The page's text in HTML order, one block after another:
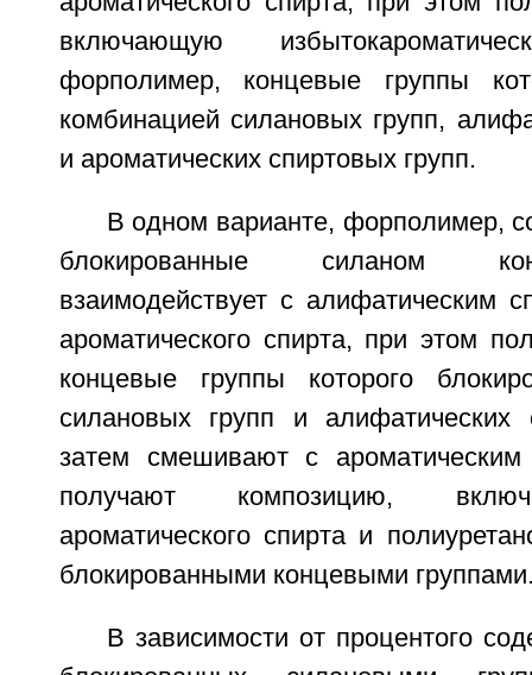
включающую
форполимер, концевые группы
комбинацией силановых групп,
и ароматических спиртовых групп.
В одном варианте, форполимер,
блокированные силаном
взаимодействует с алифатическим
ароматического спирта, при этом
концевые группы которого
силановых групп и алифатических
затем смешивают с
получают композицию,
ароматического спирта и
блокированными концевыми
В зависимости от процентого